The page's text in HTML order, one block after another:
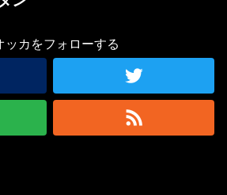
ッカをフォローする